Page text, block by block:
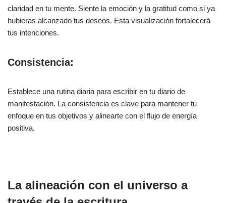
claridad en tu mente. Siente la emoción y la gratitud como si ya
hubieras alcanzado tus deseos. Esta visualización fortalecerá
tus intenciones.
Consistencia:
Establece una rutina diaria para escribir en tu diario de
manifestación. La consistencia es clave para mantener tu
enfoque en tus objetivos y alinearte con el flujo de energía
positiva.
La alineación con el universo a